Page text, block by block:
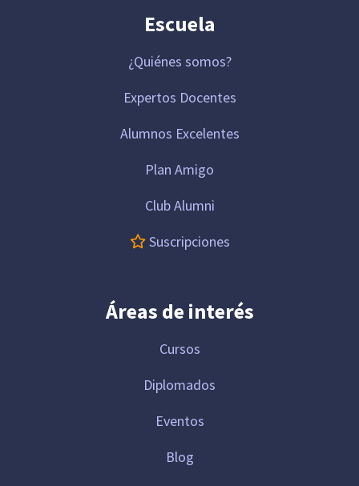
Escuela
¿Quiénes somos?
Expertos Docentes
Alumnos Excelentes
Plan Amigo
Club Alumni
Suscripciones
Áreas de interés
Cursos
Diplomados
Eventos
Blog